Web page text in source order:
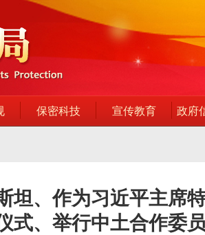
保密科技 宣传教育 政府
坦、作为习近平主席
式、举行中土合作委